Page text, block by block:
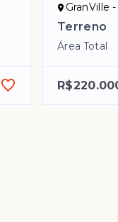
GranVille
Terreno
Área Total